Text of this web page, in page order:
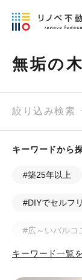
無垢の
絞り込み検索
キーワードから
#築25年以上
#DIYでセルフ
#広～いバルコ
#カフェ風
キーワード一覧